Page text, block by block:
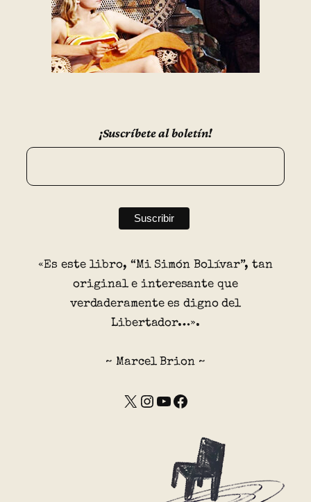
¡Suscríbete al boletín!
«Es este libro, “Mi Simón Bolívar”, tan
original e interesante que
verdaderamente es digno del
Libertador…».
~ Marcel Brion ~
X Instagram YouTube Facebook